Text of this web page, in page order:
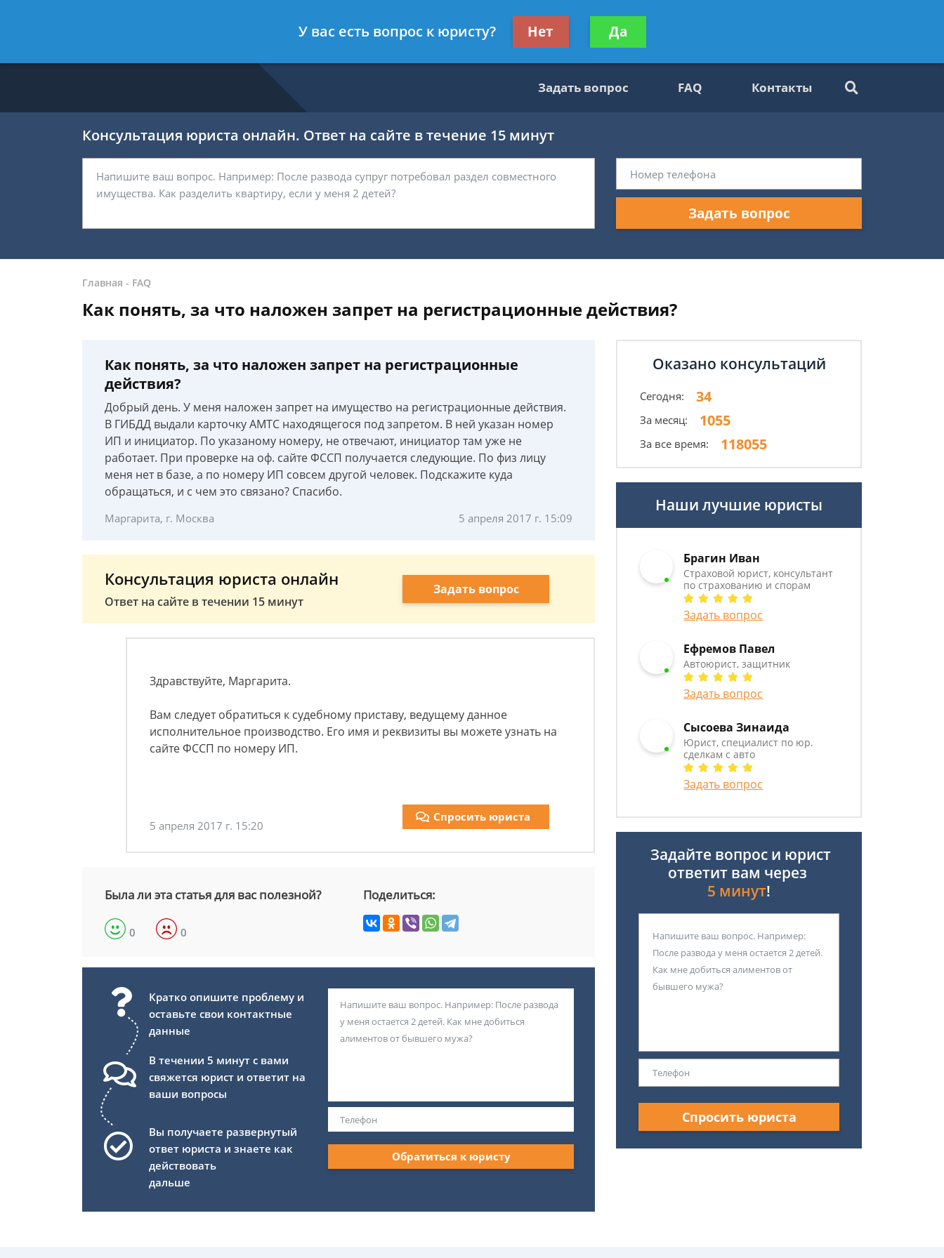
- Автоюрист, защитник
Получите консультацию
бесплатно
Задать вопрос FAQ Контакты
Консультация юриста онлайн. Ответ на сайте в течение 15 минут
Задать вопрос
Главная - FAQ
Как понять, за что наложен запрет на регистрационные действия?
Как понять, за что наложен запрет на регистрационные
действия?
Добрый день. У меня наложен запрет на имущество на регистрационные действия.
В ГИБДД выдали карточку АМТС находящегося под запретом. В ней указан номер
ИП и инициатор. По указаному номеру, не отвечают, инициатор там уже не
работает. При проверке на оф. сайте ФССП получается следующие. По физ лицу
меня нет в базе, а по номеру ИП совсем другой человек. Подскажите куда
обращаться, и с чем это связано? Спасибо.
Маргарита, г. Москва 5 апреля 2017 г. 15:09
Консультация юриста онлайн
Ответ на сайте в течении 15 минут
Задать вопрос
Здравствуйте, Маргарита.
Вам следует обратиться к судебному приставу, ведущему данное
исполнительное производство. Его имя и реквизиты вы можете узнать на
сайте ФССП по номеру ИП.
5 апреля 2017 г. 15:20
Спросить юриста
Была ли эта статья для вас полезной?
0 0
Поделиться:
Кратко опишите проблему и
оставьте свои контактные
данные
В течении 5 минут с вами
свяжется юрист и ответит на
ваши вопросы
Вы получаете развернутый
ответ юриста и знаете как
действовать
дальше
Обратиться к юристу
Оказано консультаций
Сегодня: 34
За месяц: 1055
За все время: 118055
Наши лучшие юристы
Брагин Иван
Страховой юрист, консультант
по страхованию и спорам
Задать вопрос
Ефремов Павел
Автоюрист, защитник
Задать вопрос
Сысоева Зинаида
Юрист, специалист по юр.
сделкам с авто
Задать вопрос
Задайте вопрос и юрист
ответит вам через
5 минут!
Спросить юриста
У вас есть вопрос к юристу? Нет Да